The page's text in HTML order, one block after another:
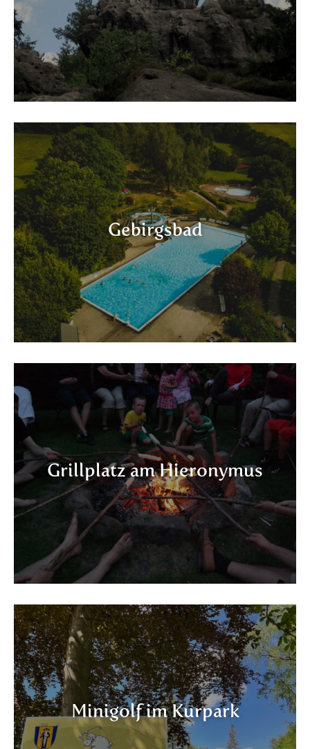
Gebirgsbad
Grillplatz am Hieronymus
Minigolf im Kurpark